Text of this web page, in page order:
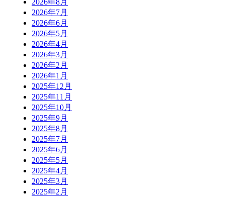
2026年7月
2026年6月
2026年5月
2026年4月
2026年3月
2026年2月
2026年1月
2025年12月
2025年11月
2025年10月
2025年9月
2025年8月
2025年7月
2025年6月
2025年5月
2025年4月
2025年3月
2025年2月